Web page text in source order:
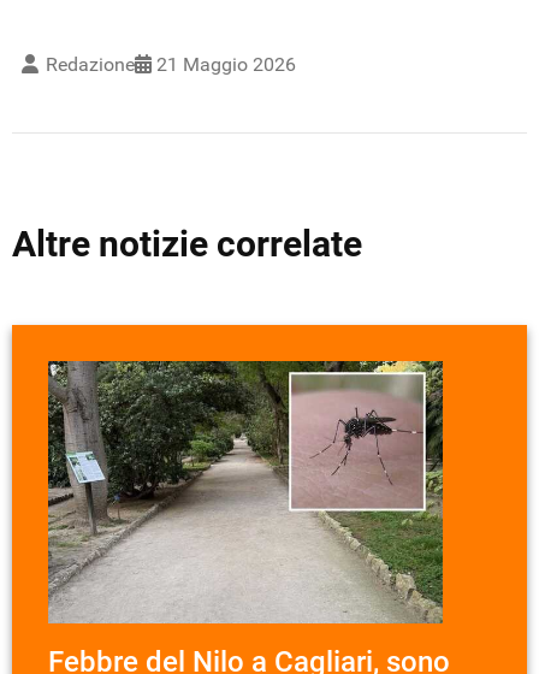
Redazione 21 Maggio 2026
Altre notizie correlate
Febbre del Nilo a Cagliari, sono